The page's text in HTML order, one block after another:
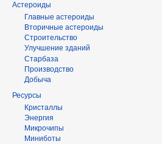
Астероиды
Главные астероиды
Вторичные астероиды
Строительство
Улучшение зданий
Старбаза
Производство
Добыча
Ресурсы
Кристаллы
Энергия
Микрочипы
Миниботы